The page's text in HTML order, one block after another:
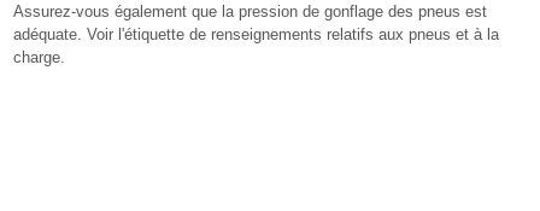
Assurez-vous également que la pression de gonflage des pneus est
adéquate. Voir l'étiquette de renseignements relatifs aux pneus et à la
charge.